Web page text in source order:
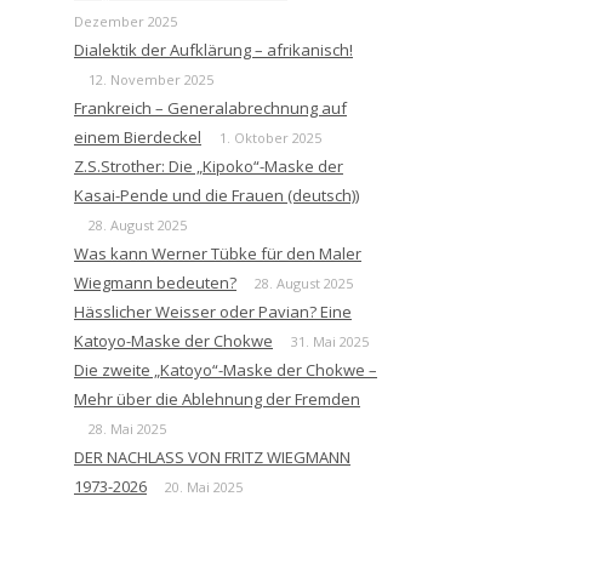
Dezember 2025
Dialektik der Aufklärung – afrikanisch!
12. November 2025
Frankreich – Generalabrechnung auf
einem Bierdeckel
1. Oktober 2025
Z.S.Strother: Die „Kipoko“-Maske der
Kasai-Pende und die Frauen (deutsch))
28. August 2025
Was kann Werner Tübke für den Maler
Wiegmann bedeuten?
28. August 2025
Hässlicher Weisser oder Pavian? Eine
Katoyo-Maske der Chokwe
31. Mai 2025
Die zweite „Katoyo“-Maske der Chokwe –
Mehr über die Ablehnung der Fremden
28. Mai 2025
DER NACHLASS VON FRITZ WIEGMANN
1973-2026
20. Mai 2025